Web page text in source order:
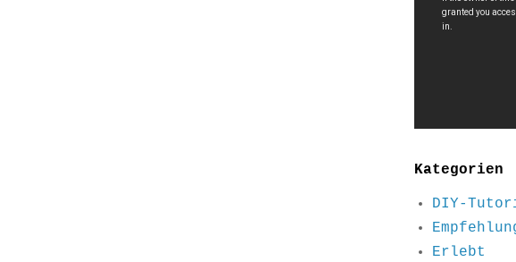
Kategorien
DIY-
Erlebt